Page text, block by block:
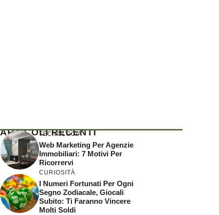
ARTICOLI RECENTI
TECNOLOGIA
Web Marketing Per Agenzie
Immobiliari: 7 Motivi Per
Ricorrervi
CURIOSITÀ
I Numeri Fortunati Per Ogni
Segno Zodiacale, Giocali
Subito: Ti Faranno Vincere
Molti Soldi